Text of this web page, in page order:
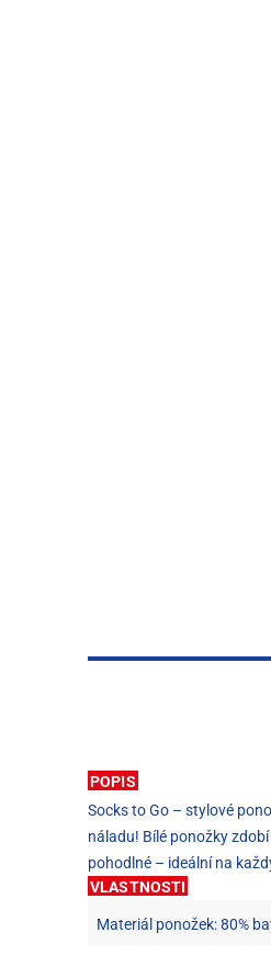
POPIS
Socks to Go – stylové
náladu! Bílé ponožky
pohodlné – ideální na
VLASTNOSTI
Materiál ponožek: 80%